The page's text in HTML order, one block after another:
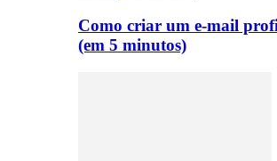
Como criar um e-mail
(em 5 minutos)